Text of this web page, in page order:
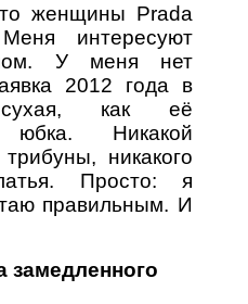
женщины Prada
интересуют
У меня нет
2012 года в
как её
юбка. Никакой
никакого
Просто: я
правильным. И